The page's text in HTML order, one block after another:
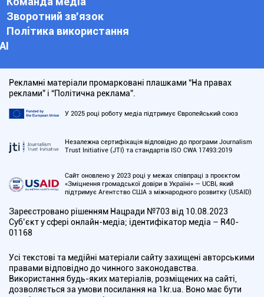
Зворотний зв'язок
Політика використання
АІ
Рекламні матеріали промарковані плашками “На правах
реклами” і “Політична реклама”.
У 2025 році роботу медіа підтримує Європейський союз
Незалежна сертифікація відповідно до програми Journalism
Trust Initiative (JTI) та стандартів ISO CWA 17493:2019
Сайт оновлено у 2023 році у межах співпраці з проєктом
«Зміцнення громадської довіри в Україні» — UCBI, який
підтримує Агентство США з міжнародного розвитку (USAID)
Зареєстровано рішенням Нацради №703 від 10.08.2023
Cуб’єкт у сфері онлайн-медіа; ідентифікатор медіа – R40-
01168
Усі текстові та медійні матеріали сайту захищені авторськими
правами відповідно до чинного законодавства.
Використання будь-яких матеріалів, розміщених на сайті,
дозволяється за умови посилання на 1kr.ua. Воно має бути